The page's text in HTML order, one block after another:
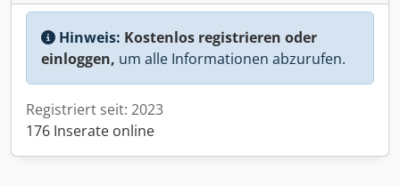
Hinweis: Kostenlos registrieren oder
einloggen, um alle Informationen abzurufen.
Registriert seit: 2023
176 Inserate online